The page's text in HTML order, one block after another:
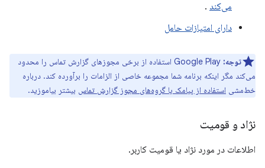
می‌کند .
دارای امتیازات حامل
توجه:
Google Play استفاده از برخی مجوزهای گزارش تماس را محدود
می‌کند مگر اینکه برنامه شما مجموعه خاصی از الزامات را برآورده کند. درباره
خط‌مشی استفاده از پیامک یا گروه‌های مجوز گزارش تماس بیشتر بیاموزید.
نژاد و قومیت
اطلاعات در مورد نژاد یا قومیت کاربر.